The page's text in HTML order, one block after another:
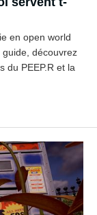
en open world
découvrez
du PEEP.R et la